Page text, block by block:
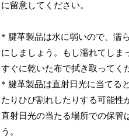
に留意してください。
* 腱革製品は水に弱いので、濡
にしましょう。もし濡れてしま
すぐに乾いた布で拭き取ってく
* 腱革製品は直射日光に当てる
たりひび割れしたりする可能性
直射日光の当たる場所での保管
う。